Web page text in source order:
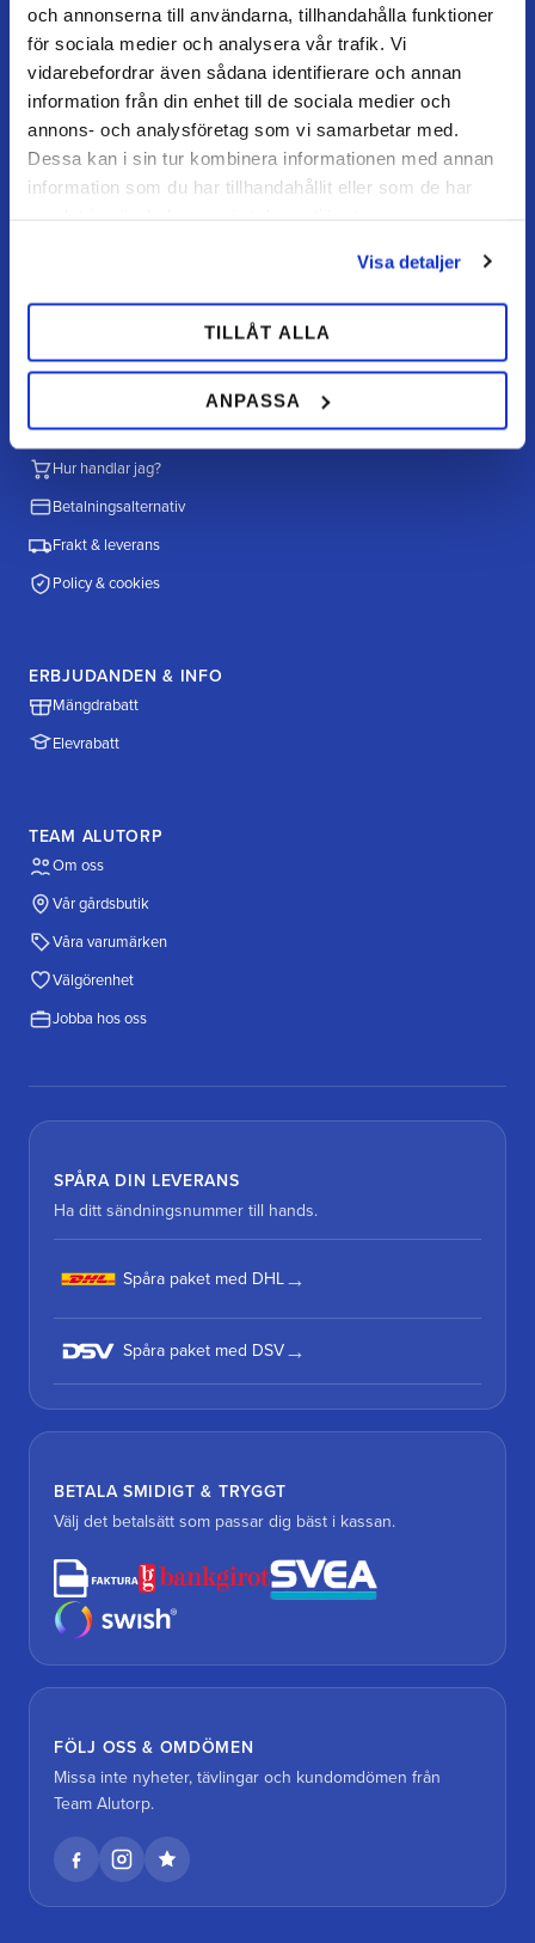
och annonserna till användarna, tillhandahålla funktioner
för sociala medier och analysera vår trafik. Vi
vidarebefordrar även sådana identifierare och annan
information från din enhet till de sociala medier och
annons- och analysföretag som vi samarbetar med.
Dessa kan i sin tur kombinera informationen med annan
information som du har tillhandahållit eller som de har
Visa detaljer
TILLÅT ALLA
ANPASSA
Fredag / dag före helgdag: 07–15
KUNDSERVICE
Kundtjänst
Mina sidor
Reklamation
Hur handlar jag?
Betalningsalternativ
Frakt & leverans
Policy & cookies
ERBJUDANDEN & INFO
Mängdrabatt
Elevrabatt
TEAM ALUTORP
Om oss
Vår gårdsbutik
Våra varumärken
Välgörenhet
Jobba hos oss
SPÅRA DIN LEVERANS
Ha ditt sändningsnummer till hands.
Spåra paket med DHL
Spåra paket med DSV
BETALA SMIDIGT & TRYGGT
Välj det betalsätt som passar dig bäst i kassan.
FÖLJ OSS & OMDÖMEN
Missa inte nyheter, tävlingar och kundomdömen från
Team Alutorp.